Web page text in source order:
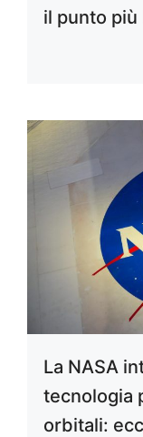
il punto più
La NASA
tecnologia
orbitali: